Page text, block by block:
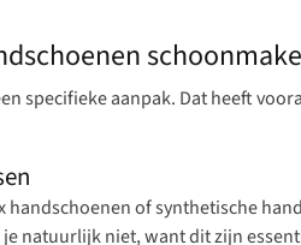
specifieke aanpak. Dat heeft
handschoenen of synthetische
natuurlijk niet, want dit zijn